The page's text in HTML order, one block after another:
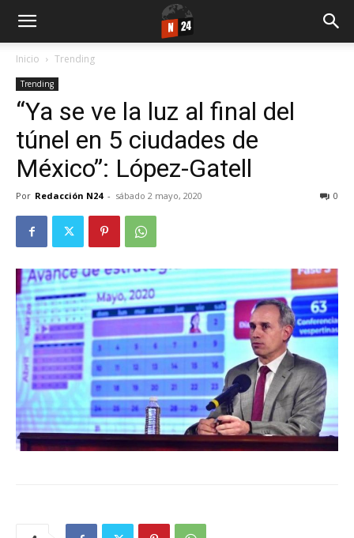
Inicio Trending
Trending
“Ya se ve la luz al final del
túnel en 5 ciudades de
México”: López-Gatell
Por Redacción N24 - sábado 2 mayo, 2020 0